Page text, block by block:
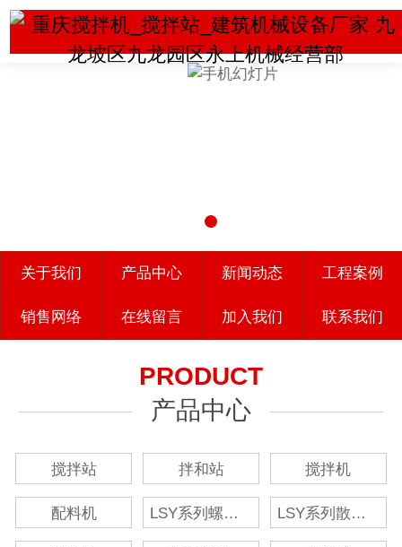
关于我们 产品中心 新闻动态 工程案例
销售网络 在线留言 加入我们 联系我们
PRODUCT
产品中心
搅拌站 拌和站 搅拌机
配料机 LSY系列螺旋输送机 LSY系列散装水泥仓